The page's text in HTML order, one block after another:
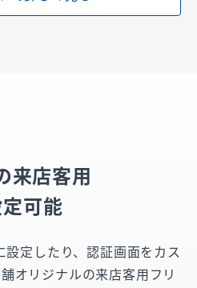
来店客用
可能
定したり、認証画面をカス
オリジナルの来店客用フリ